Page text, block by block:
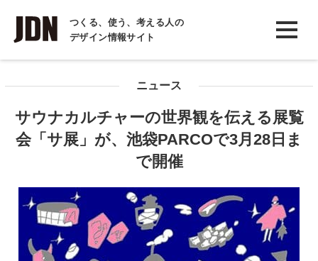
つくる、使う、考える人の
デザイン情報サイト
INTERVIEW
インタビュー
COLUMN
ニュース
サウナカルチャーの世界観を伝える展覧
会「サ展」が、池袋PARCOで3月28日ま
で開催